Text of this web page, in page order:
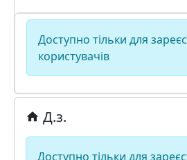
Доступно тільки для
користувачів
Д.з.
Доступно тільки для